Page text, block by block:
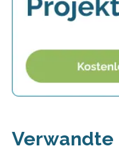
Verwandte